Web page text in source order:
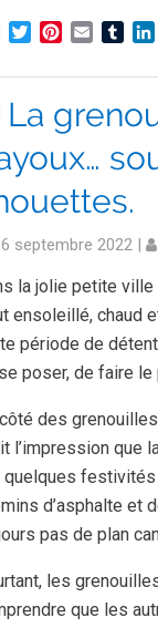
Facebook
TwitterPinterest
Email
La
septembre 2022 |
la jolie petite ville
ensoleillé, chaud
période de
poser, de faire le
des
l’impression que
quelques
d’asphalte et
pas de plan
les
que les